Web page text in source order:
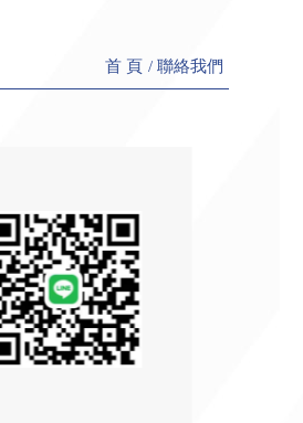
首 頁 聯絡我們